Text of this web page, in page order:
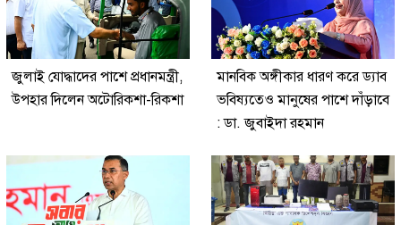
জুলাই যোদ্ধাদের পাশে প্রধানমন্ত্রী,
উপহার দিলেন অটোরিকশা-রিকশা
মানবিক অঙ্গীকার ধারণ করে ড্যাব
ভবিষ্যতেও মানুষের পাশে দাঁড়াবে
: ডা. জুবাইদা রহমান